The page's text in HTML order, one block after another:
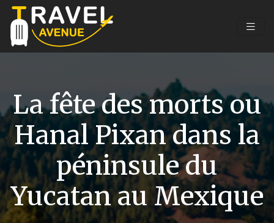
La fête des morts ou
Hanal Pixan dans la
péninsule du
Yucatan au Mexique